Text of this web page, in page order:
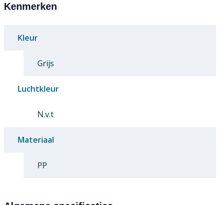
Kenmerken
Kleur
Grijs
Luchtkleur
N.v.t
Materiaal
PP